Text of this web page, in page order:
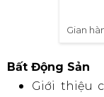
Gian
Bất Động Sản
Giới thiệu